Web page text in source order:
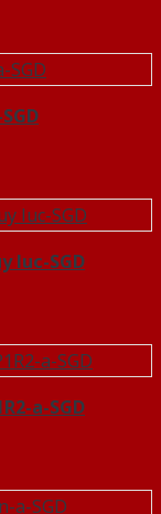
luc-SGD
a-SGD